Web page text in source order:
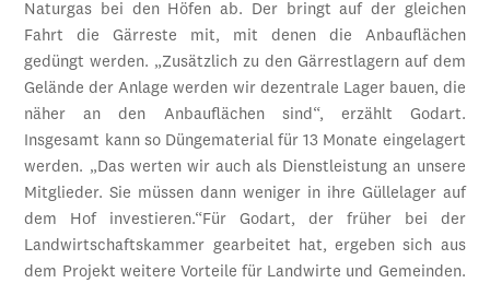
Naturgas bei den Höfen ab. Der bringt auf der gleichen
Fahrt die Gärreste mit, mit denen die Anbauflächen
gedüngt werden. „Zusätzlich zu den Gärrestlagern auf dem
Gelände der Anlage werden wir dezentrale Lager bauen, die
näher an den Anbauflächen sind“, erzählt Godart.
Insgesamt kann so Düngematerial für 13 Monate eingelagert
werden. „Das werten wir auch als Dienstleistung an unsere
Mitglieder. Sie müssen dann weniger in ihre Güllelager auf
dem Hof investieren.“Für Godart, der früher bei der
Landwirtschaftskammer gearbeitet hat, ergeben sich aus
dem Projekt weitere Vorteile für Landwirte und Gemeinden.